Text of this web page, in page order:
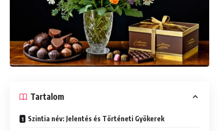
Tartalom
Szintia név: Jelentés és Történeti Gyökerek